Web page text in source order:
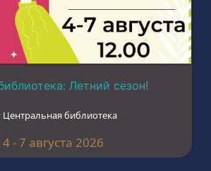
Летний сезон!
Центральная библиотека
4 - 7 августа 2026